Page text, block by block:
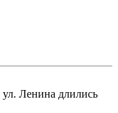
Ленина длились